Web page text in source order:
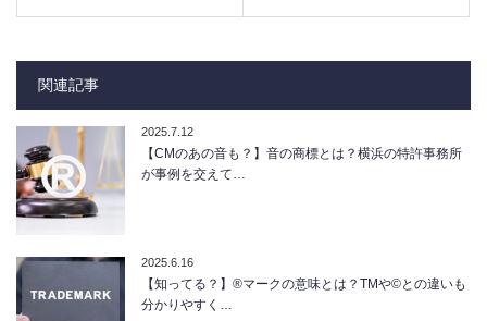
関連記事
2025.7.12
【CMのあの音も？】音の商標とは？横浜の特許事務所
が事例を交えて…
2025.6.16
【知ってる？】®マークの意味とは？TMや©との違いも
分かりやすく…